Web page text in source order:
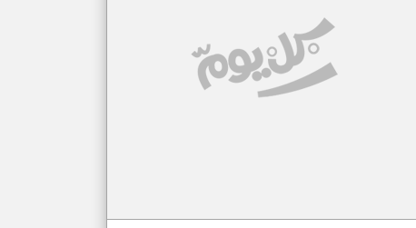
مصادر الأخبار من موريتانيا